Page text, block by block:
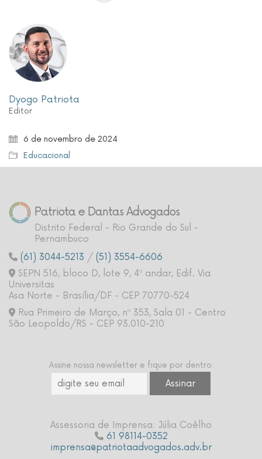
Dyogo Patriota
Editor
6 de novembro de 2024
Educacional
Patriota e Dantas Advogados
Distrito Federal - Rio Grande do Sul -
Pernambuco
(61) 3044-5213 / (51) 3554-6606
SEPN 516, bloco D, lote 9, 4º andar, Edif. Via
Universitas
Asa Norte - Brasília/DF - CEP 70770-524
Rua Primeiro de Março, nº 353, Sala 01 - Centro
São Leopoldo/RS - CEP 93.010-210
Assine nossa newsletter e fique por dentro:
Assessoria de Imprensa: Júlia Coêlho
61 98114-0352
imprensa@patriotaadvogados.adv.br